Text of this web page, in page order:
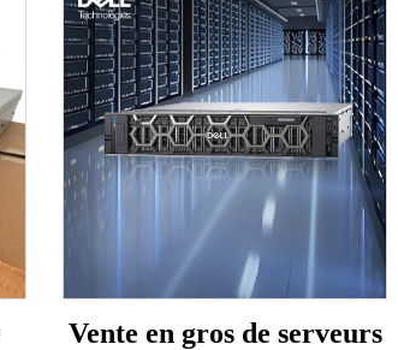
Vente en gros de serveurs